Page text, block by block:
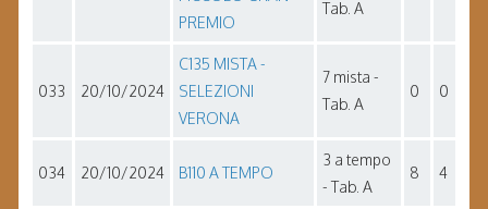
PREMIO
Tab. A
033 20/10/2024
C135 MISTA -
SELEZIONI
VERONA
7 mista -
Tab. A
0 0
034 20/10/2024 B110 A TEMPO
3 a tempo
- Tab. A
8 4